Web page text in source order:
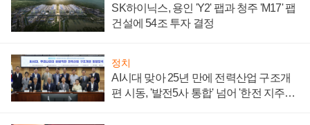
SK하이닉스, 용인 'Y2' 팹과 청주 'M17' 팹
건설에 54조 투자 결정
정치
AI시대 맞아 25년 만에 전력산업 구조개
편 시동, '발전5사 통합' 넘어 '한전 지주사'